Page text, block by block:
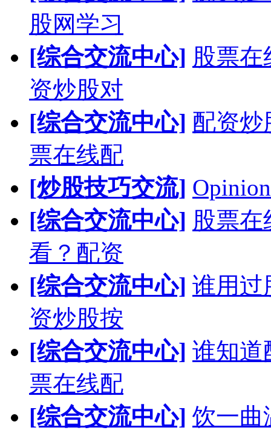
股网学习
[综合交流中心] 股票
资炒股对
[综合交流中心] 配资炒
票在线配
[炒股技巧交流]
[综合交流中心] 股票
看？配资
[综合交流中心] 谁用过
资炒股按
[综合交流中心] 谁知道
票在线配
[综合交流中心] 饮一曲